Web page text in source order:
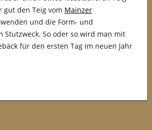
gut den Teig vom Mainzer
und die Form- und
Stutzweck. So oder so wird man mit
für den ersten Tag im neuen Jahr